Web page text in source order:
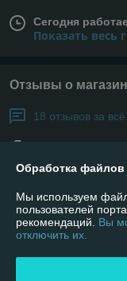
Сегодня
Показать весь
Отзывы о
18 отзывов за
Отличный
чему очень рад.
Обработка
Мы используем
пользователей
рекомендаций. Вы
отключить их.